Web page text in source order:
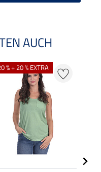
AUCH
% + 20 % EXTRA